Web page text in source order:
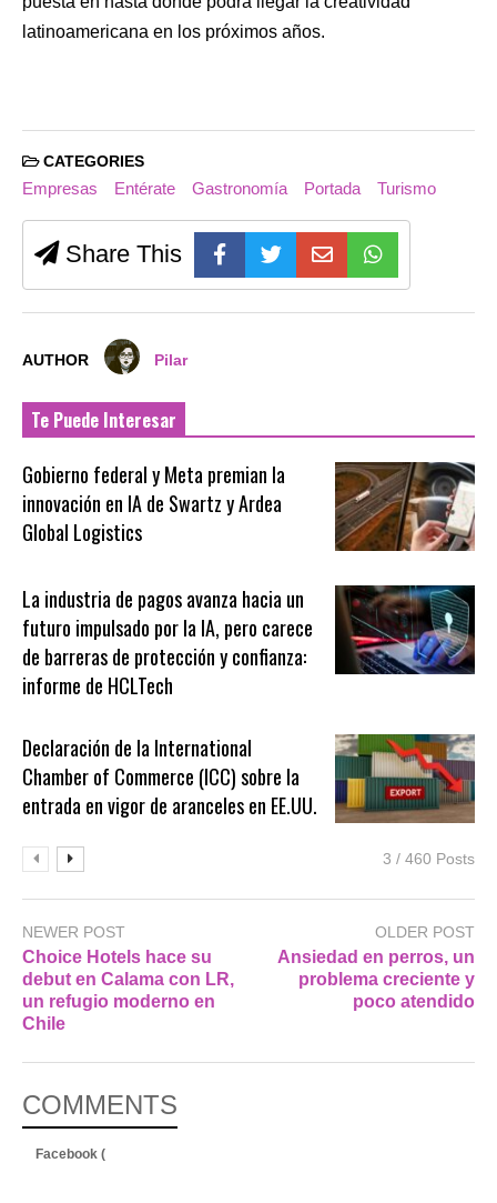
latinoamericana en los próximos años.
CATEGORIES
Empresas Entérate Gastronomía Portada Turismo
Share This
AUTHOR Pilar
Te Puede Interesar
Gobierno federal y Meta premian la
innovación en IA de Swartz y Ardea
Global Logistics
La industria de pagos avanza hacia un
futuro impulsado por la IA, pero carece
de barreras de protección y confianza:
informe de HCLTech
Declaración de la International
Chamber of Commerce (ICC) sobre la
entrada en vigor de aranceles en EE.UU.
3 / 460 Posts
NEWER POST
Choice Hotels hace su
debut en Calama con LR,
un refugio moderno en
Chile
OLDER POST
Ansiedad en perros, un
problema creciente y
poco atendido
COMMENTS
Facebook (